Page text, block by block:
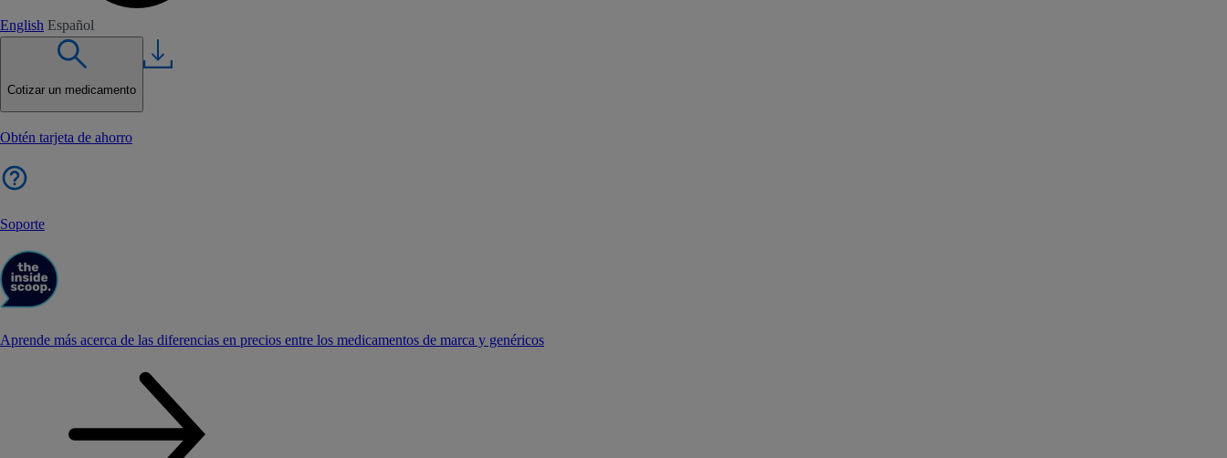
English Español
Cotizar un medicamento
Obtén tarjeta de ahorro
Soporte
Aprende más acerca de las diferencias en precios entre los medicamentos de marca y genéricos